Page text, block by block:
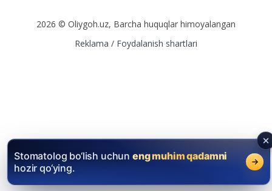
2026 © Oliygoh.uz, Barcha huquqlar himoyalangan
Reklama / Foydalanish shartlari
Stomatolog bo‘lish uchun eng muhim qadamni
hozir qo‘ying.